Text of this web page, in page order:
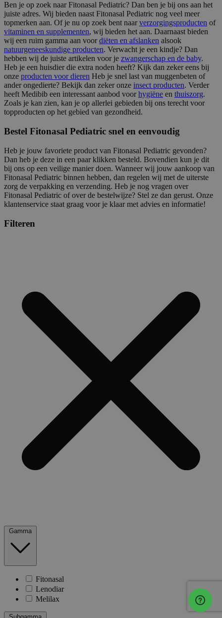
Ben je op zoek naar Fitonasal Pediatric? Dan ben je bij ons aan het
juiste adres. Wij bieden naast Fitonasal Pediatric nog veel meer
topmerken aan. Of je nu op zoek bent naarverzorgingsproducten of
vitaminen en supplementen, wij bieden het aan. Daarnaast bieden
wij een ruim gamma aan voordiëten en afslanken alsook
natuurgeneeskundige producten. Verwacht je een kindje? Dan
hebben wij de juiste artikelen voor je zwangerschap en de baby.
Heb je een huisdier die extra noden heeft? Kijk dan zeker eens bij
onze producten voor dieren Heb je snel last van muggenbeten of
ander ongedierte? Bekijk dan zeker onze insect producten. Verder
heeft Medibib een interessant aanbod voorhygiëne en thuiszorg.
Zoals je kan zien, kan je op allerlei gebieden bij ons terecht voor
topproducten op het gebied van gezondheid.
Bestel Fitonasal Pediatric snel en eenvoudig
Heb je jouw favoriete product van Fitonasal Pediatric gevonden?
Dan heb je deze in een paar klikken besteld. Bovendien kun je dit
bij ons op een veilige manier doen. Wanneer wij jouw aankoop van
Fitonasal Pediatric binnen hebben, dan regelen wij met de uiterste
zorg de verpakking en verzending. Heb je nog vragen over
Fitonasal Pediatric of over de bestelwijze? Stel ze dan gerust. Onze
klantenservice staat graag voor je klaar met advies en informatie!
Filteren
Gamma
Fitonasal
Lenodiar
Melilax